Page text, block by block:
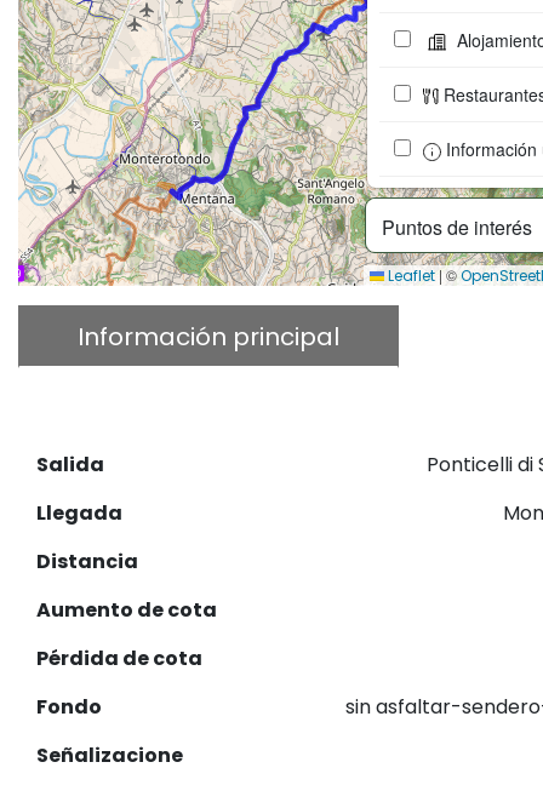
Puntos de interés
Información
Leaflet | ©
Información principal
Salida
Ponticelli di
Llegada
Distancia
Aumento de cota
Pérdida de cota
Fondo
sin asfaltar-
Señalizacione